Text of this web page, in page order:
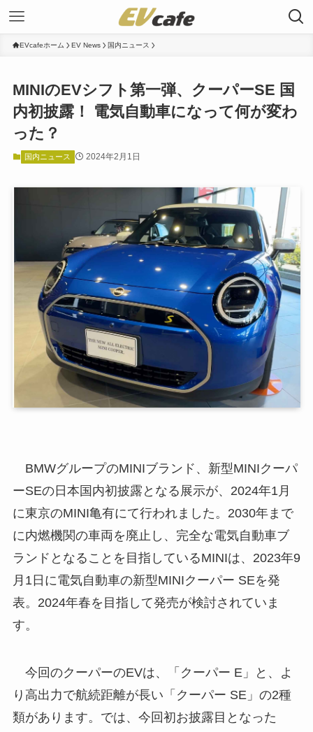
EVcafeホーム EV News 国内ニュース
MINIのEVシフト第一弾、クーパーSE 国
内初披露！ 電気自動車になって何が変わ
った？
国内ニュース 2024年2月1日
BMWグループのMINIブランド、新型MINIクーパ
ーSEの日本国内初披露となる展示が、2024年1月
に東京のMINI亀有にて行われました。2030年まで
に内燃機関の車両を廃止し、完全な電気自動車ブ
ランドとなることを目指しているMINIは、2023年9
月1日に電気自動車の新型MINIクーパー SEを発
表。2024年春を目指して発売が検討されていま
す。
今回のクーパーのEVは、「クーパー E」と、よ
り高出力で航続距離が長い「クーパー SE」の2種
類があります。では、今回初お披露目となった